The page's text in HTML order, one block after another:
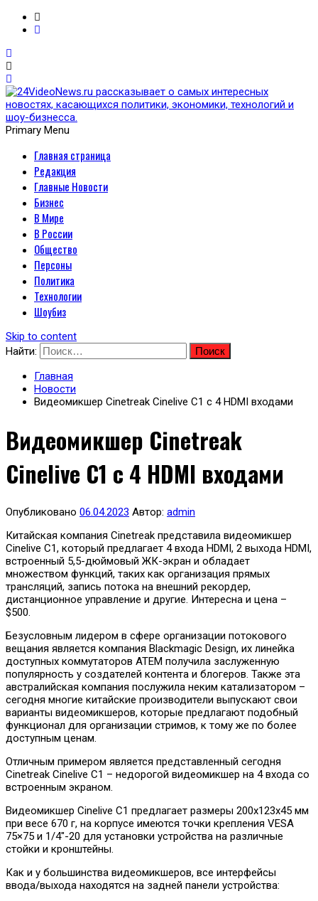
24VideoNews.ru
рассказывает о самых
интересных новостях,
касающихся политики,
экономики, технологий и
шоу-бизнесса.
Primary Menu
Главная страница
Редакция
Главные Новости
Бизнес
В Мире
В России
Общество
Персоны
Политика
Технологии
Шоубиз
Skip to content
Найти:
Главная
Новости
Видеомикшер Cinetreak Cinelive C1 с 4 HDMI входами
Видеомикшер Cinetreak
Cinelive C1 с 4 HDMI входами
Опубликовано 06.04.2023 Автор: admin
Китайская компания Cinetreak представила видеомикшер
Cinelive C1, который предлагает 4 входа HDMI, 2 выхода HDMI,
встроенный 5,5-дюймовый ЖК-экран и обладает
множеством функций, таких как организация прямых
трансляций, запись потока на внешний рекордер,
дистанционное управление и другие. Интересна и цена –
$500.
Безусловным лидером в сфере организации потокового
вещания является компания Blackmagic Design, их линейка
доступных коммутаторов ATEM получила заслуженную
популярность у создателей контента и блогеров. Также эта
австралийская компания послужила неким катализатором –
сегодня многие китайские производители выпускают свои
варианты видеомикшеров, которые предлагают подобный
функционал для организации стримов, к тому же по более
доступным ценам.
Отличным примером является представленный сегодня
Cinetreak Cinelive C1 – недорогой видеомикшер на 4 входа со
встроенным экраном.
Видеомикшер Cinelive C1 предлагает размеры 200x123x45 мм
при весе 670 г, на корпусе имеются точки крепления VESA
75×75 и 1/4″-20 для установки устройства на различные
стойки и кронштейны.
Как и у большинства видеомикшеров, все интерфейсы
ввода/выхода находятся на задней панели устройства: